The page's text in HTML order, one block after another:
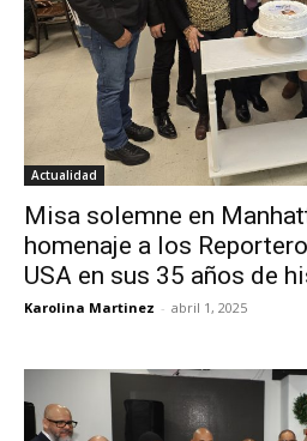
Actualidad
Misa solemne en
homenaje a los
USA en sus 35 años de
Karolina Martinez - abril 1, 2025